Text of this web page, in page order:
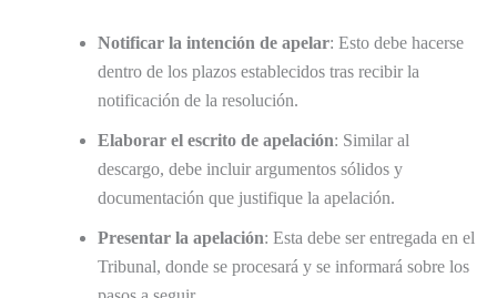
Notificar la intención de apelar: Esto debe hacerse
dentro de los plazos establecidos tras recibir la
notificación de la resolución.
Elaborar el escrito de apelación: Similar al
descargo, debe incluir argumentos sólidos y
documentación que justifique la apelación.
Presentar la apelación: Esta debe ser entregada en el
Tribunal, donde se procesará y se informará sobre los